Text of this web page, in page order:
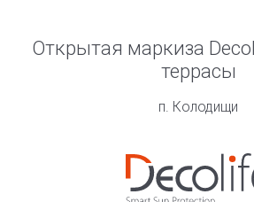
Открытая маркиза
террасы
п. Колодищи